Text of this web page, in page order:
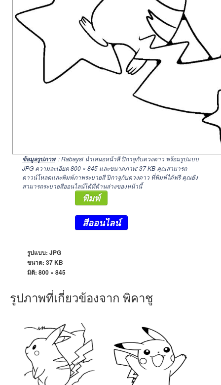
ข้อมูลรูปภาพ : Rabaysi นำเสนอหน้าสี ปิกาจูกับดวงดาว พร้อมรูปแบบ
JPG ความละเอียด800 × 845 และขนาดภาพ: 37 KB คุณสามารถ
ดาวน์โหลดและพิมพ์ภาพระบายสี ปิกาจูกับดวงดาว ที่พิมพ์ได้ฟรี คุณยัง
สามารถระบายสีออนไลน์ได้ที่ด้านล่างของหน้านี้
พิมพ์
สีออนไลน์
รูปแบบ: JPG
ขนาด: 37 KB
มิติ: 800 × 845
รูปภาพที่เกี่ยวข้องจาก พิคาชู